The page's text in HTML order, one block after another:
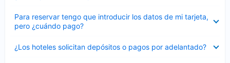
Para reservar tengo que introducir los datos de mi tarjeta,
pero ¿cuándo pago?
cerrado
¿Los hoteles solicitan depósitos o pagos por adelantado?
cerrado